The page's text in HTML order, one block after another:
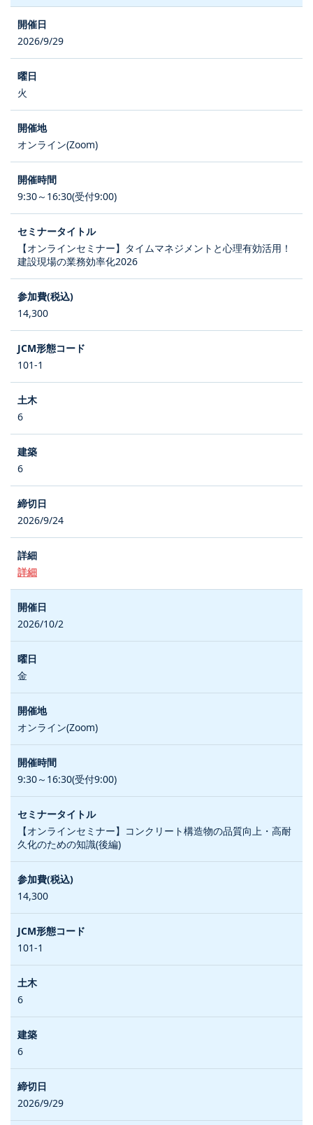
2026/9/29
火
オンライン(Zoom)
9:30～16:30(受付9:00)
【オンラインセミナー】タイムマネジメントと心理有効活用！
建設現場の業務効率化2026
14,300
101-1
6
6
2026/9/24
詳細
2026/10/2
金
オンライン(Zoom)
9:30～16:30(受付9:00)
【オンラインセミナー】コンクリート構造物の品質向上・高耐
久化のための知識(後編)
14,300
101-1
6
6
2026/9/29